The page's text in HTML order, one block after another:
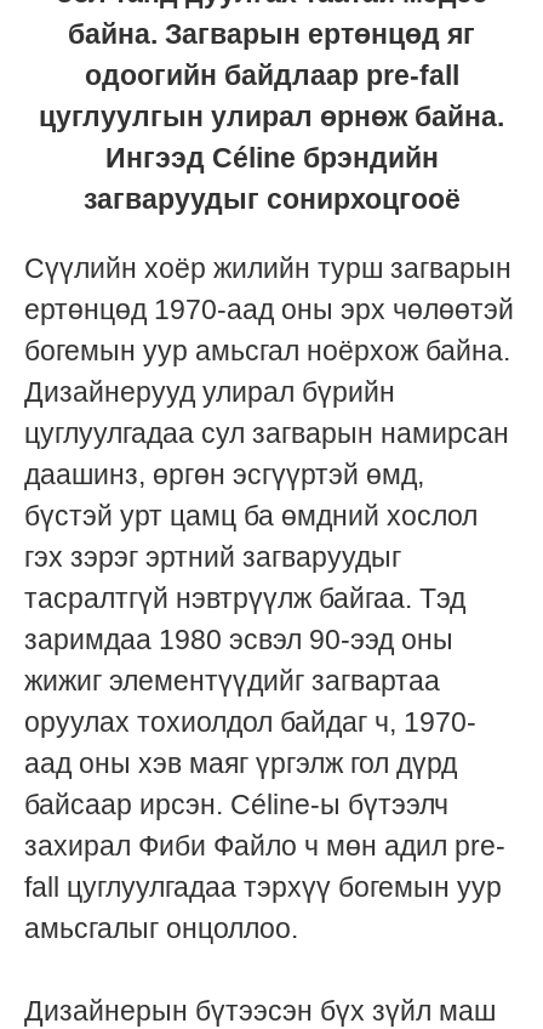
байна. Загварын ертөнцөд яг
одоогийн байдлаар pre-fall
цуглуулгын улирал өрнөж байна.
Ингээд Céline брэндийн
загваруудыг сонирхоцгооё
Сүүлийн хоёр жилийн турш загварын
ертөнцөд 1970-аад оны эрх чөлөөтэй
богемын уур амьсгал ноёрхож байна.
Дизайнерууд улирал бүрийн
цуглуулгадаа сул загварын намирсан
даашинз, өргөн эсгүүртэй өмд,
бүстэй урт цамц ба өмдний хослол
гэх зэрэг эртний загваруудыг
тасралтгүй нэвтрүүлж байгаа. Тэд
заримдаа 1980 эсвэл 90-ээд оны
жижиг элементүүдийг загвартаа
оруулах тохиолдол байдаг ч, 1970-
аад оны хэв маяг үргэлж гол дүрд
байсаар ирсэн. Céline-ы бүтээлч
захирал Фиби Файло ч мөн адил pre-
fall цуглуулгадаа тэрхүү богемын уур
амьсгалыг онцоллоо.
Дизайнерын бүтээсэн бүх зүйл маш